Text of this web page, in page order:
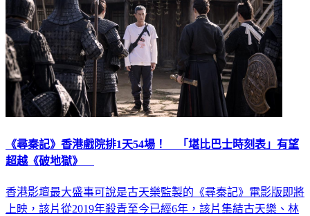
《尋秦記》香港戲院排1天54場！ 「堪比巴士時刻表」有望
超越《破地獄》
香港影壇最大盛事可說是古天樂監製的《尋秦記》電影版即將
上映，該片從2019年殺青至今已經6年，該片集結古天樂、林